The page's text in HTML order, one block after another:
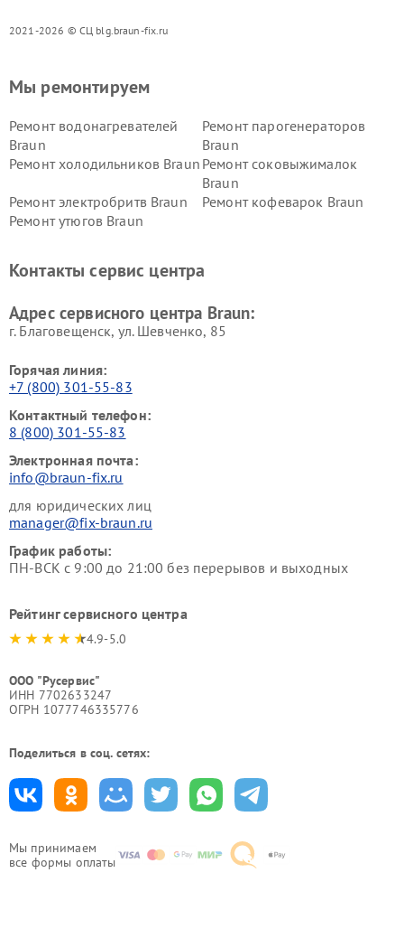
2021-2026 © СЦ blg.braun-fix.ru
Мы принимаем
все формы оплаты
Мы ремонтируем
Ремонт водонагревателей
Braun
Ремонт парогенераторов
Braun
Ремонт холодильников Braun Ремонт соковыжималок
Braun
Ремонт электробритв Braun
Ремонт кофеварок Braun
Ремонт утюгов Braun
Контакты сервис центра
Адрес сервисного центра Braun:
г. Благовещенск, ул. Шевченко, 85
Горячая линия:
+7 (800) 301-55-83
Контактный телефон:
8 (800) 301-55-83
Электронная почта:
info@braun-fix.ru
для юридических лиц
manager@fix-braun.ru
График работы:
ПН-ВСК с 9:00 до 21:00 без перерывов и выходных
Рейтинг сервисного центра
4.9-5.0
ООО "Русервис"
ИНН 7702633247
ОГРН 1077746335776
Поделиться в соц. сетях: